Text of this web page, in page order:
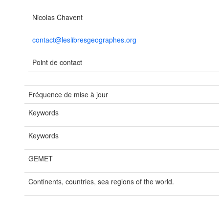
Nicolas Chavent
contact@leslibresgeographes.org
Point de contact
Fréquence de mise à jour
Keywords
Keywords
GEMET
Continents, countries, sea regions of the world.